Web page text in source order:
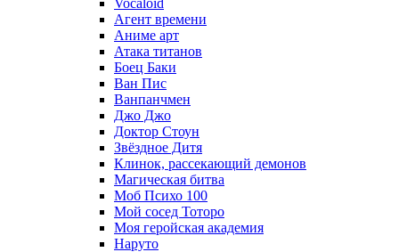
Vocaloid
Агент времени
Аниме арт
Атака титанов
Боец Баки
Ван Пис
Ванпанчмен
Джо Джо
Доктор Стоун
Звёздное Дитя
Клинок, рассекающий демонов
Магическая битва
Моб Психо 100
Мой сосед Тоторо
Моя геройская академия
Наруто